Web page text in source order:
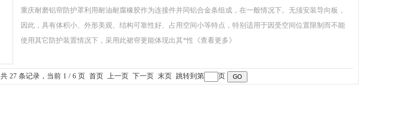
重庆耐磨铝帘防护罩利用耐油耐腐橡胶作为连接件并同铝合金条组成，在一般情况下。无须安装导向板，
因此，具有体积小、外形美观、结构可靠性好、占用空间小等特点，特别适用于因受空间位置限制而不能
使用其它防护装置情况下，采用此裙帘更能体现出其*性 《查看更多》
共 27 条记录，当前 1 / 6 页 首页 上一页 下一页 末页 跳转到第 页